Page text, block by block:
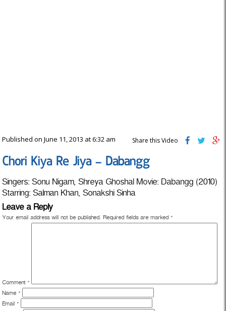
Published on June 11, 2013 at 6:32 am Share this Video
Chori Kiya Re Jiya – Dabangg
Singers: Sonu Nigam, Shreya Ghoshal Movie: Dabangg (2010)
Starring: Salman Khan, Sonakshi Sinha
Leave a Reply
Your email address will not be published. Required fields are marked *
Comment *
Name *
Email *